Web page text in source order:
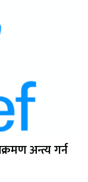
अन्त्य गर्न